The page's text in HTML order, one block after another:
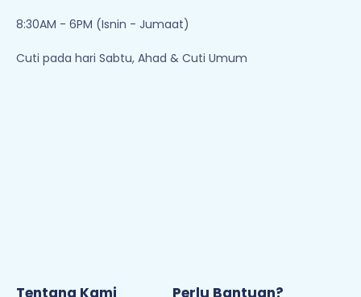
Selangor, Seksyen 15, 40200 Shah Alam,
Emel: